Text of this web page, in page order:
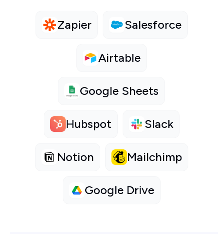
Zapier Salesforce
Airtable
Google Sheets
Hubspot Slack
Notion Mailchimp
Google Drive